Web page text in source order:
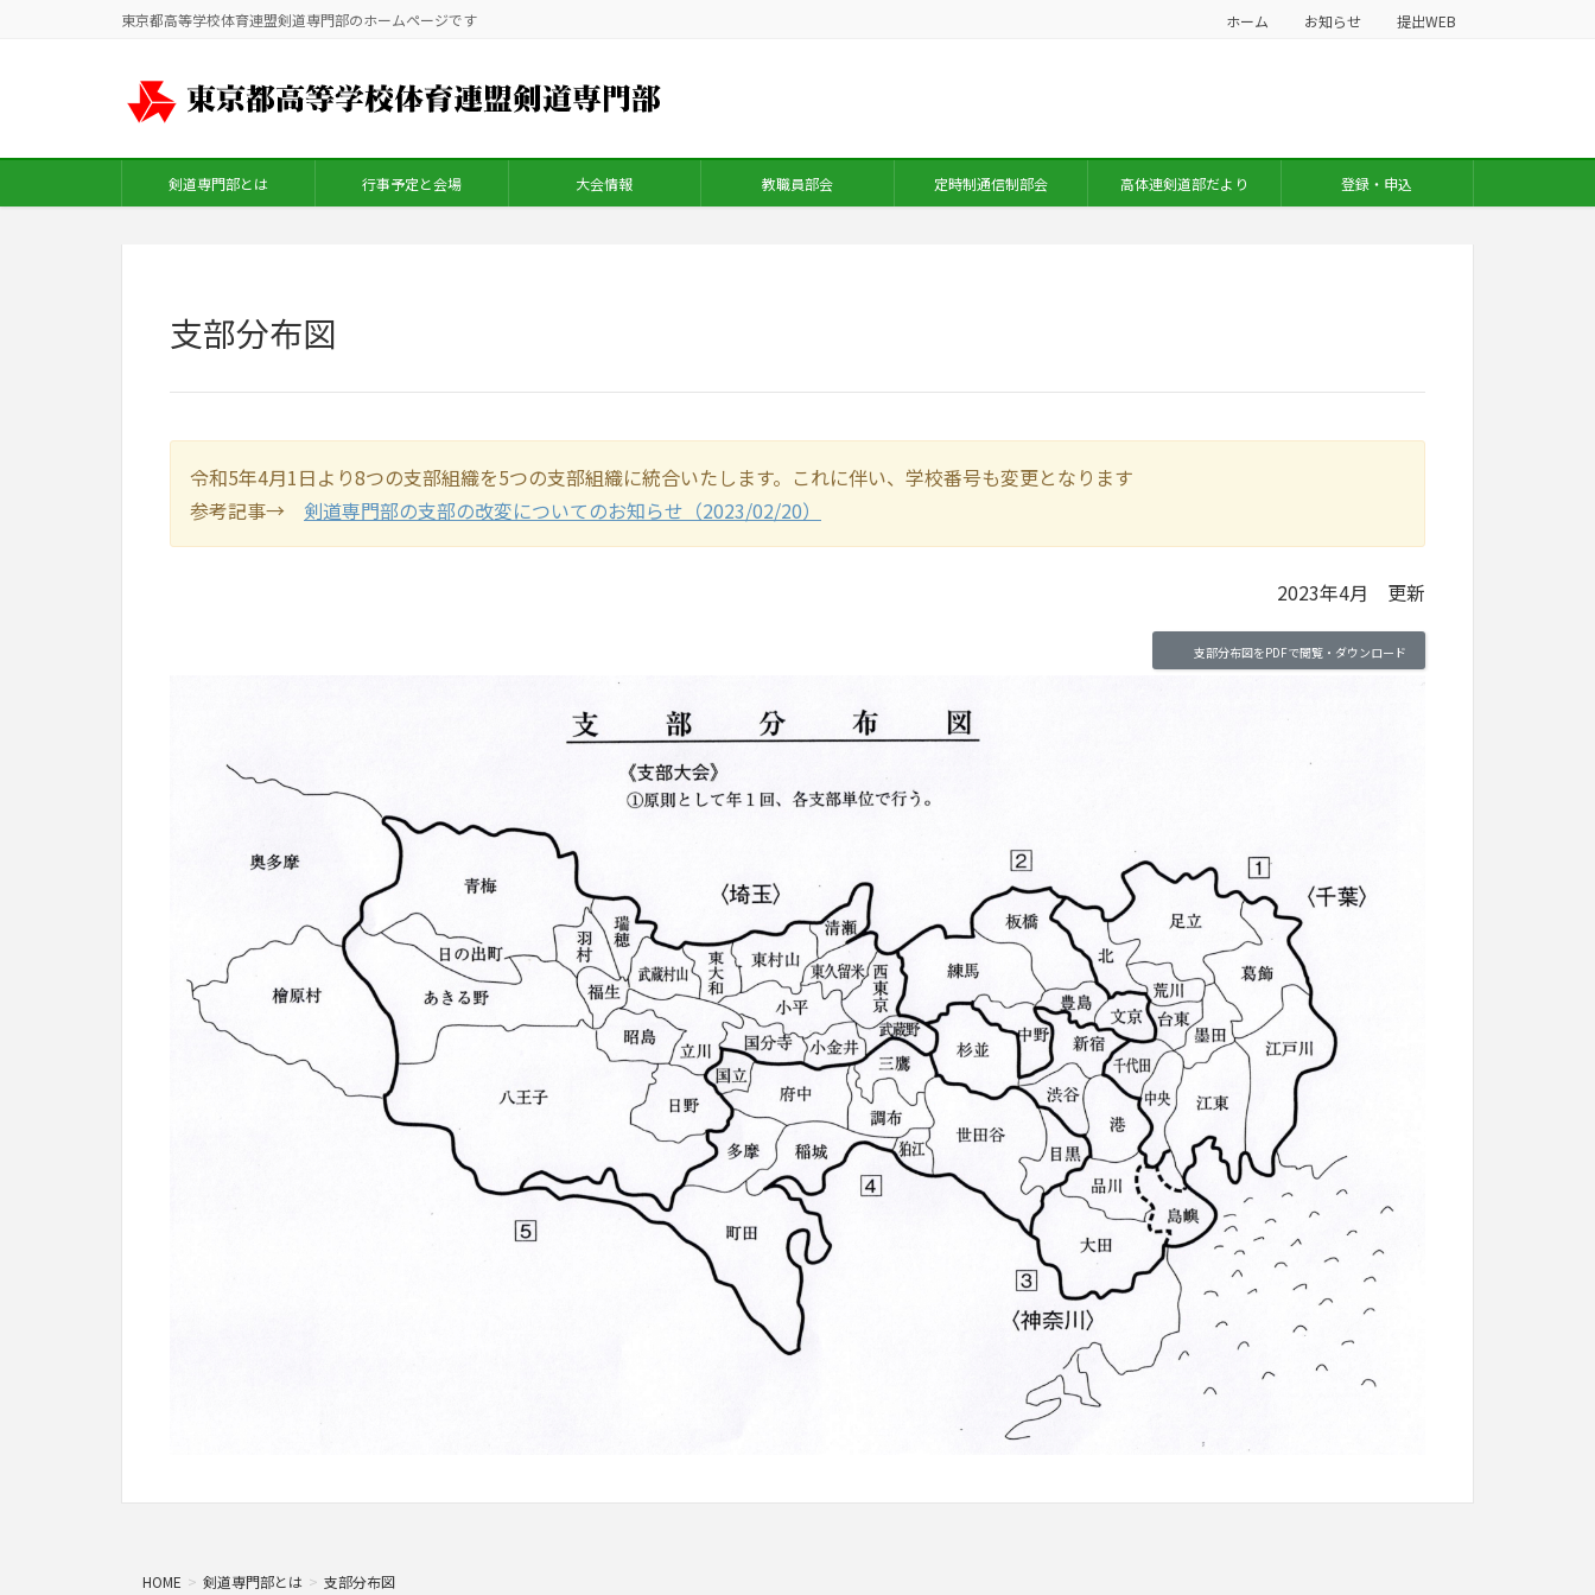
東京都高等学校体育連盟剣道専門部のホームページです ホーム お知らせ 提出WEB
剣道専門部とは 行事予定と会場 大会情報 教職員部会 定時制通信制部会 高体連剣道部だより 登録・申込
支部分布図
令和5年4月1日より8つの支部組織を5つの支部組織に統合いたします。これに伴い、学校番号も変更となります
参考記事→ 剣道専門部の支部の改変についてのお知らせ（2023/02/20）
2023年4月 更新
支部分布図をPDFで閲覧・ダウンロード
HOME 剣道専門部とは 支部分布図